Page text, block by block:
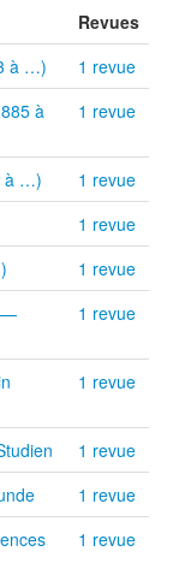
Revues
à …)
1 revue
à
1 revue
à …)
1 revue
1 revue
1 revue
—
1 revue
1 revue
1 revue
1 revue
1 revue